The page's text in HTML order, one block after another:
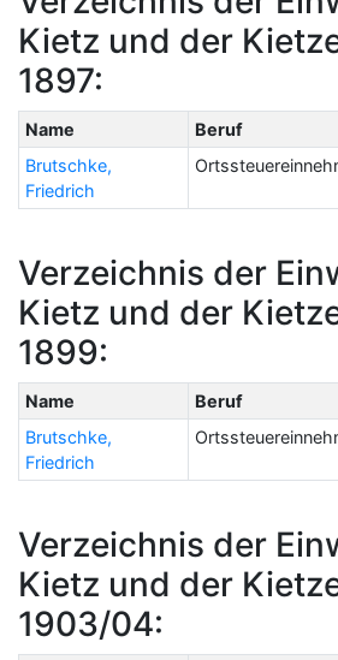
Kietz und der
1897:
Name Beruf
Brutschke,
Friedrich
Verzeichnis der
Kietz und der
1899:
Name Beruf
Brutschke,
Friedrich
Verzeichnis der
Kietz und der
1903/04: